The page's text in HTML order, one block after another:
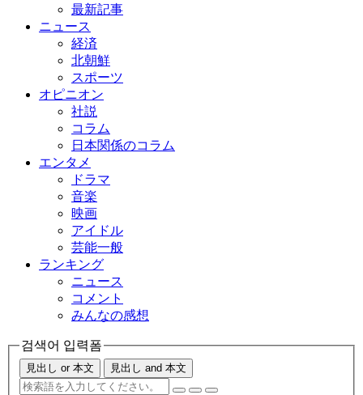
最新記事
ニュース
経済
北朝鮮
スポーツ
オピニオン
社説
コラム
日本関係のコラム
エンタメ
ドラマ
音楽
映画
アイドル
芸能一般
ランキング
ニュース
コメント
みんなの感想
검색어 입력폼
見出し or 本文 見出し and 本文